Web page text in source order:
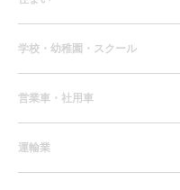
学校・幼稚園・スクール
営業車・社用車
運輸業